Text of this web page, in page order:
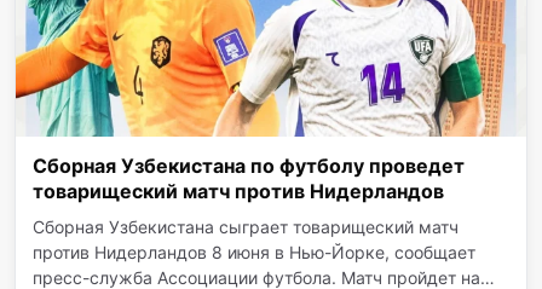
Сборная Узбекистана по футболу проведет
товарищеский матч против Нидерландов
Сборная Узбекистана сыграет товарищеский матч
против Нидерландов 8 июня в Нью-Йорке, сообщает
пресс-служба Ассоциации футбола. Матч пройдет на